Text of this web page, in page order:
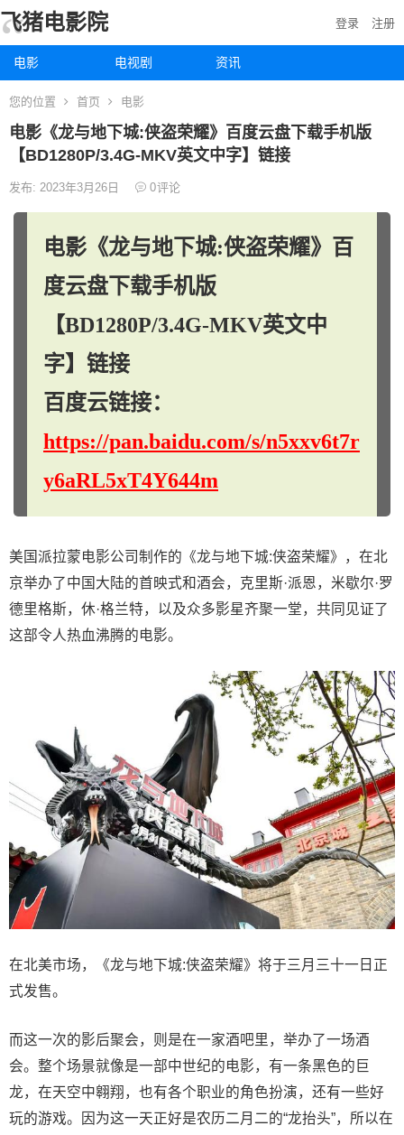
飞猪电影院
电影 电视剧 资讯
登录 注册
您的位置 首页 电影
电影《龙与地下城:侠盗荣耀》百度云盘下载手机版
【BD1280P/3.4G-MKV英文中字】链接
发布: 2023年3月26日 0评论
电影《龙与地下城:侠盗荣耀》百
度云盘下载手机版
【BD1280P/3.4G-MKV英文中
字】链接
百度云链接：
https://pan.baidu.com/s/n5xxv6t7r
y6aRL5xT4Y644m
美国派拉蒙电影公司制作的《龙与地下城:侠盗荣耀》，在北
京举办了中国大陆的首映式和酒会，克里斯·派恩，米歇尔·罗
德里格斯，休·格兰特，以及众多影星齐聚一堂，共同见证了
这部令人热血沸腾的电影。
在北美市场，《龙与地下城:侠盗荣耀》将于三月三十一日正
式发售。
而这一次的影后聚会，则是在一家酒吧里，举办了一场酒
会。整个场景就像是一部中世纪的电影，有一条黑色的巨
龙，在天空中翱翔，也有各个职业的角色扮演，还有一些好
玩的游戏。因为这一天正好是农历二月二的“龙抬头”，所以在